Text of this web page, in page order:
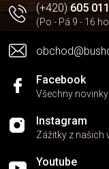
(+420)605
(Po - Pá 9 - 16
Facebook
Všechny
Instagram
Zážitky z našich
Youtube